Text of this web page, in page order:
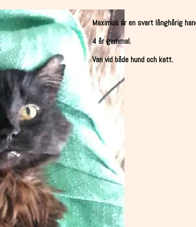
Maximus är en svart långhårig
4 år gammal.
Van vid både hund och katt.